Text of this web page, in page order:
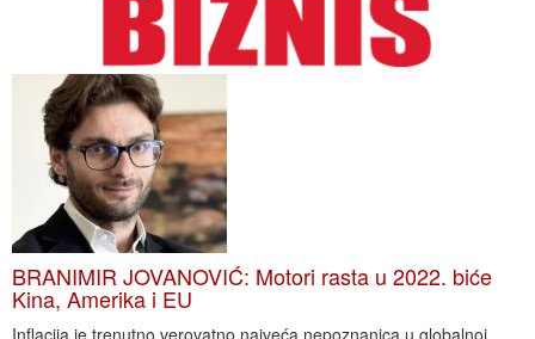
BRANIMIR JOVANOVIĆ: Motori rasta u 2022. biće
Kina, Amerika i EU